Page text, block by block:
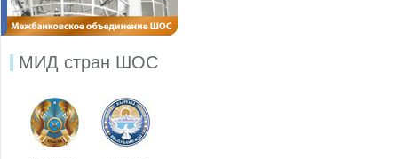
МИД стран ШОС